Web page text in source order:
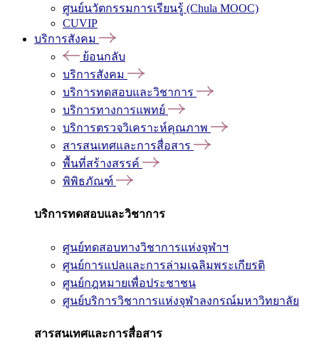
ศูนย์นวัตกรรมการเรียนรู้ (Chula MOOC)
CUVIP
บริการสังคม
ย้อนกลับ
บริการสังคม
บริการทดสอบและวิชาการ
บริการทางการแพทย์
บริการตรวจวิเคราะห์คุณภาพ
สารสนเทศและการสื่อสาร
พื้นที่สร้างสรรค์
พิพิธภัณฑ์
บริการทดสอบและวิชาการ
ศูนย์ทดสอบทางวิชาการแห่งจุฬาฯ
ศูนย์การแปลและการล่ามเฉลิมพระเกียรติ
ศูนย์กฎหมายเพื่อประชาชน
ศูนย์บริการวิชาการแห่งจุฬาลงกรณ์มหาวิทยาลัย
สารสนเทศและการสื่อสาร